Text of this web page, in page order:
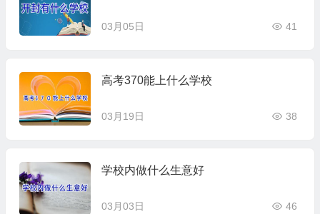
03月05日 41
高考370能上什么学校
03月19日 38
学校内做什么生意好
03月03日 46